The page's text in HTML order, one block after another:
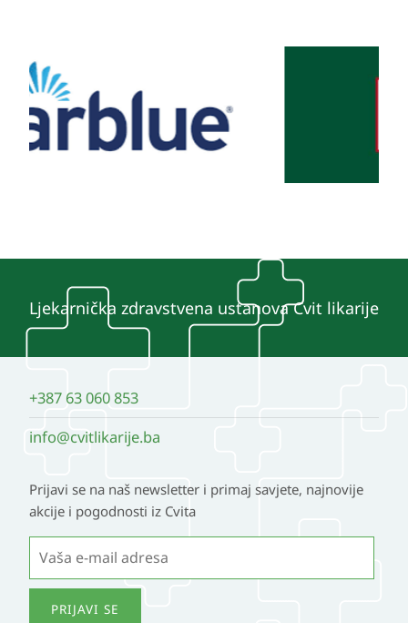
Ljekarnička zdravstvena ustanova Cvit likarije
+387 63 060 853
info@cvitlikarije.ba
Prijavi se na naš newsletter i primaj savjete, najnovije
akcije i pogodnosti iz Cvita